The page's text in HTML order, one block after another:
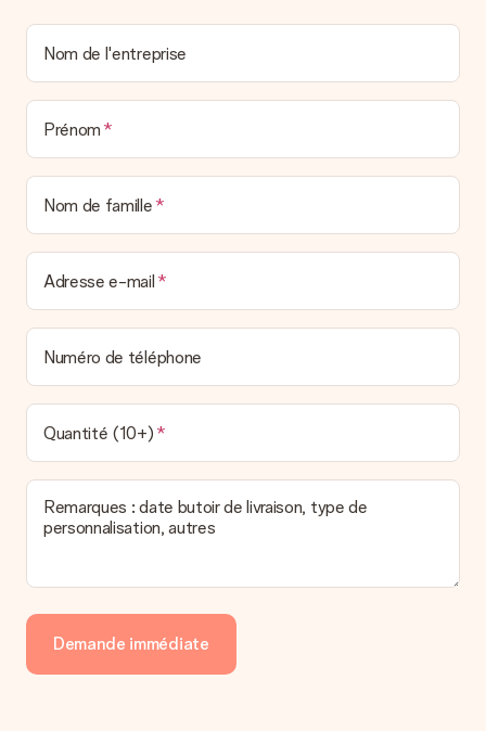
vous aidera à trouver une solution satisfaisante.
La facture est-elle envoyée avec le cadeau ?
Nous n’envoyons pas de facture avec le cadeau. Nous vous
l’envoyons par e-mail avec la confirmation de commande. Vous
pouvez de même retrouver votre facture dans votre espace
personnel MySurprise. Vous pouvez ainsi être tranquille et
envoyer directement le cadeau à l’heureux destinataire, pour
Nom de l'entreprise
Prénom
Nom de famille
Adresse e-mail
Numéro de téléphone
Quantité (10+)
Remarques : date butoir de livraison, type de
personnalisation, autres
Demande immédiate